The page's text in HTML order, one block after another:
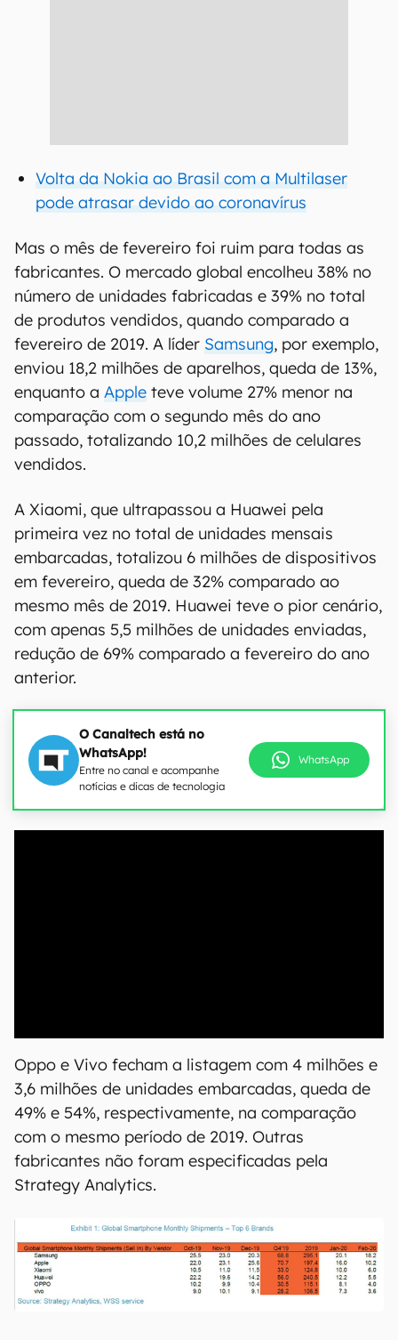
Volta da Nokia ao Brasil com a Multilaser
pode atrasar devido ao coronavírus
Mas o mês de fevereiro foi ruim para todas as
fabricantes. O mercado global encolheu 38% no
número de unidades fabricadas e 39% no total
de produtos vendidos, quando comparado a
fevereiro de 2019. A líder Samsung, por exemplo,
enviou 18,2 milhões de aparelhos, queda de 13%,
enquanto a Apple teve volume 27% menor na
comparação com o segundo mês do ano
passado, totalizando 10,2 milhões de celulares
vendidos.
A Xiaomi, que ultrapassou a Huawei pela
primeira vez no total de unidades mensais
embarcadas, totalizou 6 milhões de dispositivos
em fevereiro, queda de 32% comparado ao
mesmo mês de 2019. Huawei teve o pior cenário,
com apenas 5,5 milhões de unidades enviadas,
redução de 69% comparado a fevereiro do ano
anterior.
O Canaltech está no
WhatsApp!
Entre no canal e acompanhe
notícias e dicas de tecnologia
WhatsApp
Oppo e Vivo fecham a listagem com 4 milhões e
3,6 milhões de unidades embarcadas, queda de
49% e 54%, respectivamente, na comparação
com o mesmo período de 2019. Outras
fabricantes não foram especificadas pela
Strategy Analytics.